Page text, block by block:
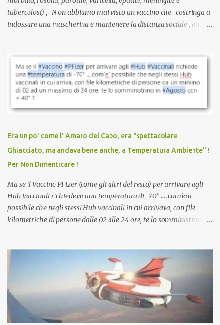
tubercolosi) , N on abbiamo mai visto un vaccino che costringa a
indossare una mascherina e mantenere la distanza sociale , anche
vaccinazione. Non avevamo mai sentito parlare di ricompense,
sconti, incentivi per vaccinarsi. Non avevamo mai visto
discriminazioni per coloro che non l’hanno fatto. Se non sei stato
vaccinato, nessuno aveva prima cercato di farti sentire una
persona cattiva. Non avevamo mai visto un vaccino che minacci le
vaccino usato per minacciare i mezzi di sussistenza, il lavoro o la
scuola. Non avevamo mai visto un vaccino che permettesse a un
dodicenne di ignorare il consenso dei genitori. Dopo tutti i vaccini
che abbiamo elencato sopra...
Era un po' come l' Amaro del Capo, era "spettacolare
Ghiacciato, ma andava bene anche, a Temperatura Ambiente" !
Per Non Dimenticare !
Ma se il Vaccino PFizer (come gli altri del resto) per arrivare agli
Hub Vaccinali richiedeva una temperatura di -70° ... .com'era
possibile che negli stessi Hub vaccinali in cui arrivava, con file
kilometriche di persone dalle 02 alle 24 ore, te lo somministravano
Vaccino come: l' Amaro del Capo, era "spettacolare Ghiacciato, ma
andava bene anche, a Temperatura Ambiente"! Riproponiamo
l'articolo per NON Dimenticare!